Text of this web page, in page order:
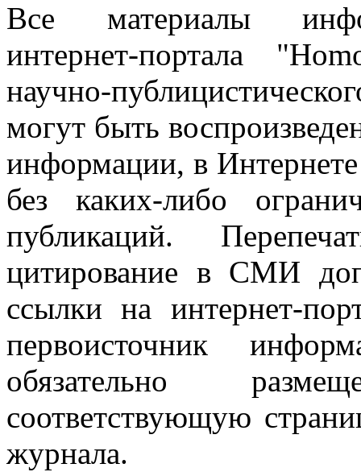
Все материалы
интернет-портала
научно-
могут быть
информации, в
без каких-либо
публикаций.
цитирование в СМИ
ссылки на интернет-
первоисточник
обязательно
соответствующую
журнала.